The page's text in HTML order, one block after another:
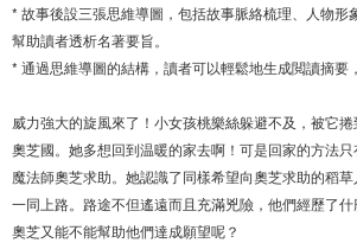
* 故事後設三張思維導圖，包括故事脈絡梳理、人物形
幫助讀者透析名著要旨。
* 通過思維導圖的結構，讀者可以輕鬆地生成閲讀摘要
威力強大的旋風來了！小女孩桃樂絲躲避不及，被它
奧芝國。她多想回到温暖的家去啊！可是回家的方法
魔法師奧芝求助。她認識了同樣希望向奧芝求助的稻
一同上路。路途不但遙遠而且充滿兇險，他們經歷了什
奧芝又能不能幫助他們達成願望呢？